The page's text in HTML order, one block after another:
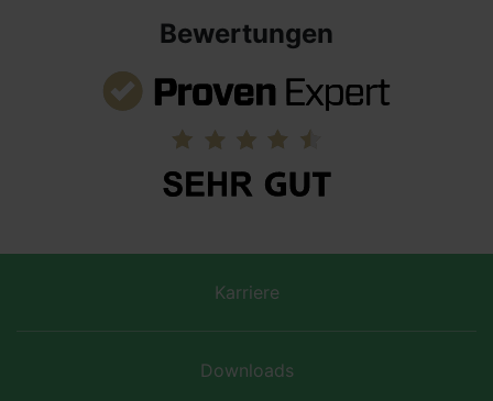
Bewertungen
Karriere
Downloads